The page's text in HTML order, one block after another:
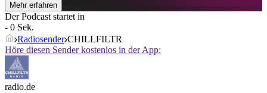
Mehr erfahren
Der Podcast startet in
- 0 Sek.
Radiosender CHILLFILTR
Höre diesen Sender kostenlos in der App:
radio.de